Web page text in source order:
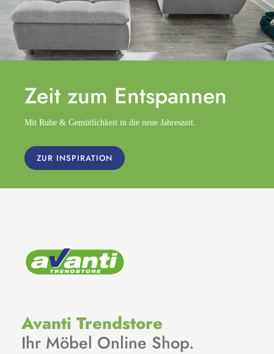
Zeit zum Entspannen
Mit Ruhe & Gemütlichkeit in die neue Jahreszeit.
ZUR INSPIRATION
Avanti Trendstore
Ihr Möbel Online Shop.